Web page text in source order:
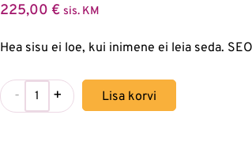
225,00 € sis. KM
Hea sisu ei loe, kui inimene ei leia seda.
- + Lisa korvi